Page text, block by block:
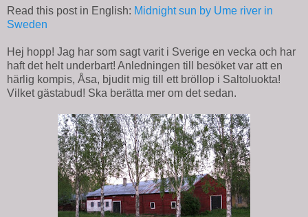
Read this post in English: Midnight sun by Ume river in
Sweden
Hej hopp! Jag har som sagt varit i Sverige en vecka och har
haft det helt underbart! Anledningen till besöket var att en
härlig kompis, Åsa, bjudit mig till ett bröllop i Saltoluokta!
Vilket gästabud! Ska berätta mer om det sedan.